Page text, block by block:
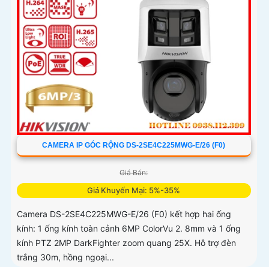
CAMERA IP GÓC RỘNG DS-2SE4C225MWG-E/26 (F0)
Giá Bán:
Giá Khuyến Mại: 5%-35%
Camera DS-2SE4C225MWG-E/26 (F0) kết hợp hai ống
kính: 1 ống kính toàn cảnh 6MP ColorVu 2. 8mm và 1 ống
kính PTZ 2MP DarkFighter zoom quang 25X. Hỗ trợ đèn
trắng 30m, hồng ngoại...